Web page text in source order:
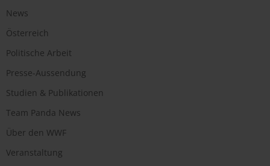
News
Österreich
Politische Arbeit
Presse-Aussendung
Studien & Publikationen
Team Panda News
Über den WWF
Veranstaltung